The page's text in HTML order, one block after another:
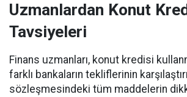
Uzmanlardan Konut
Tavsiyeleri
Finans uzmanları, konut kredisi
farklı bankaların tekliflerinin
sözleşmesindeki tüm maddelerin